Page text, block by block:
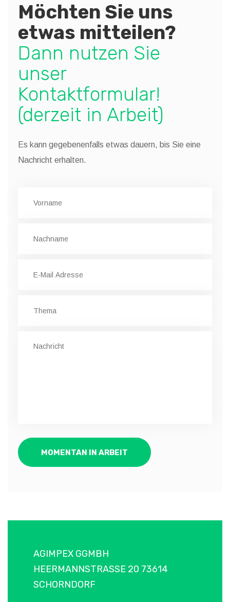
Möchten Sie uns
etwas mitteilen?
Dann nutzen Sie
unser
Kontaktformular!
(derzeit in Arbeit)
Es kann gegebenenfalls etwas dauern, bis Sie eine
Nachricht erhalten.
MOMENTAN IN ARBEIT
AGIMPEX GGMBH
HEERMANNSTRASSE 20 73614 S
CHORNDORF